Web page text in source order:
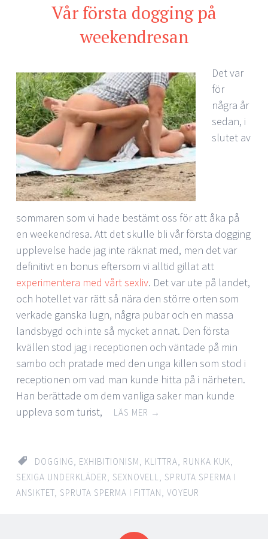
Vår första dogging på
weekendresan
Det var
för
några år
sedan, i
slutet av
sommaren som vi hade bestämt oss för att åka på
en weekendresa. Att det skulle bli vår första dogging
upplevelse hade jag inte räknat med, men det var
definitivt en bonus eftersom vi alltid gillat att
experimentera med vårt sexliv. Det var ute på landet,
och hotellet var rätt så nära den större orten som
verkade ganska lugn, några pubar och en massa
landsbygd och inte så mycket annat. Den första
kvällen stod jag i receptionen och väntade på min
sambo och pratade med den unga killen som stod i
receptionen om vad man kunde hitta på i närheten.
Han berättade om dem vanliga saker man kunde
uppleva som turist,
LÄS MER →
DOGGING EXHIBITIONISM KLITTRA RUNKA KUK
SEXIGA UNDERKLÄDER
SEXNOVELL
SPRUTA SPERMA I
ANSIKTET SPRUTA SPERMA I FITTAN VOYEUR